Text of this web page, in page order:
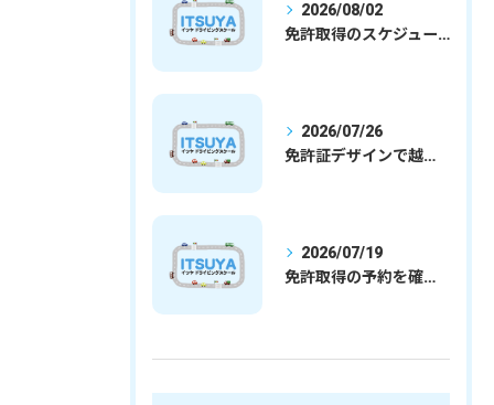
2026/08/02
免許取得のスケジュールを徹底解説学生社会人の通学合宿別プランで最短取得のコツ
2026/07/26
免許証デザインで越谷市愛を表現する埼玉県さいたま市越谷市の免許取得完全ガイド
2026/07/19
免許取得の予約を確実に取るための最新ガイドと一発試験合格の実践法